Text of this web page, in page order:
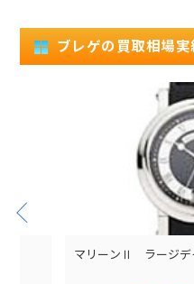
ブレゲの買取相場実
マリーンⅡ ラージ